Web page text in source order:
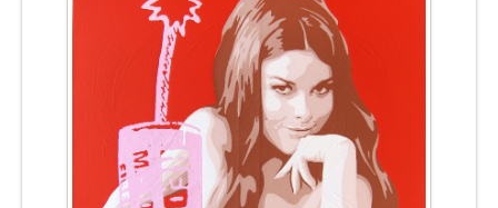
TEXTILE
CONTACT